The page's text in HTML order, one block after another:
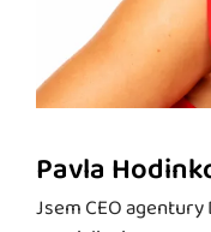
Pavla
Jsem CEO agentury